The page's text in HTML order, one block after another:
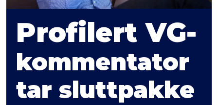
Profilert VG-
kommentator
tar sluttpakke